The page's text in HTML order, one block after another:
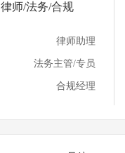
律师/法务/合规
律师助理
法务主管/专员
合规经理